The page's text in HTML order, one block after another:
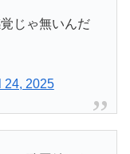
じゃ無いんだ
24, 2025